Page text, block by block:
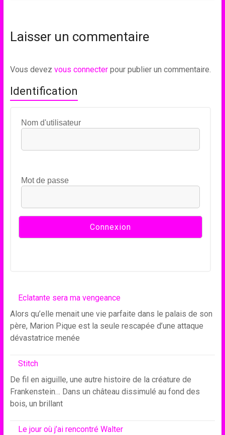
Laisser un commentaire
Vous devez vous connecterpour publier un commentaire.
Identification
Nom d'utilisateur
Mot de passe
Eclatante sera ma vengeance
Alors qu’elle menait une vie parfaite dans le palais de son
père, Marion Pique est la seule rescapée d’une attaque
dévastatrice menée
Stitch
De fil en aiguille, une autre histoire de la créature de
Frankenstein… Dans un château dissimulé au fond des
bois, un brillant
Le jour où j’ai rencontré Walter